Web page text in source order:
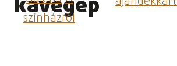
színházról
kávégép